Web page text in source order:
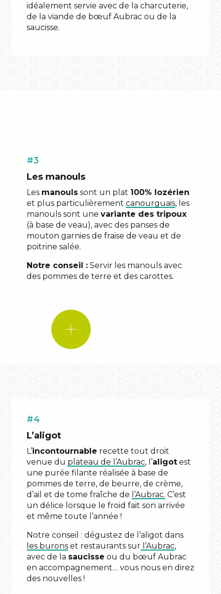
idéalement servie avec de la charcuterie,
de la viande de bœuf Aubrac ou de la
saucisse.
#3
Les manouls
Les manouls sont un plat 100% lozérien
et plus particulièrement canourguais, les
manouls sont une variante des tripoux
(à base de veau), avec des panses de
mouton garnies de fraise de veau et de
poitrine salée.
Notre conseil : Servir les manouls avec
des pommes de terre et des carottes.
LE
SAVIEZ-
VOUS
manouls
#4
L’aligot
L’incontournable recette tout droit
venue du plateau de l’Aubrac, l’aligot est
une purée filante réalisée à base de
pommes de terre, de beurre, de crème,
d’ail et de tome fraîche de l’Aubrac. C’est
un délice lorsque le froid fait son arrivée
et même toute l’année !
Notre conseil : dégustez de l’aligot dans
les burons et restaurants sur l’Aubrac,
avec de la saucisse ou du bœuf Aubrac
en accompagnement… vous nous en direz
des nouvelles !
LE SAVIEZ-VOUS ?
les burons
tomme fraîche